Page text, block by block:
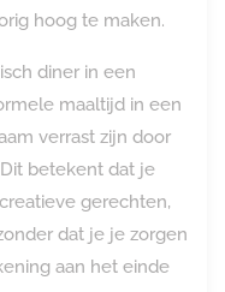
hoog te maken.
diner in een
maaltijd in een
verrast zijn door
betekent dat je
gerechten,
dat je je zorgen
aan het einde